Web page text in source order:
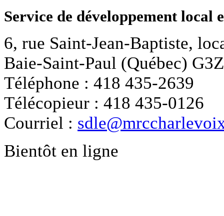
Service de développement
6, rue Saint-Jean-Baptiste,
Baie-Saint-Paul (Québec)
Téléphone : 418 435-2639
Télécopieur : 418 435-0126
Courriel :
Bientôt en ligne